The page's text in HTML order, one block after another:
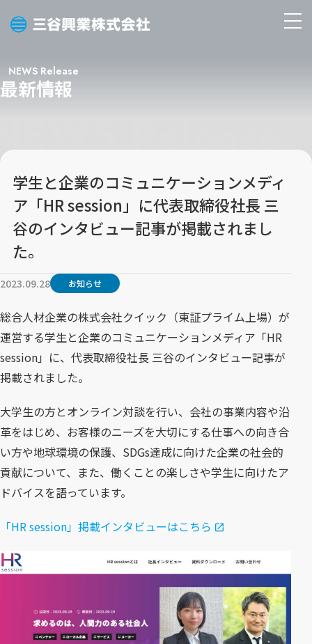
メ
く
NEWS Release
最新情報
学生と企業のコミュニケーションメディ
ア「HR session」に代表取締役社長 三
谷のインタビュー記事が掲載されまし
た。
2023.09.28 お知らせ
総合人材企業の株式会社クイック（東証プライム上場）が
運営する学生と企業のコミュニケーションメディア「HR
session」に、代表取締役社長 三谷のインタビュー記事が
掲載されました。
大学生の方とオンライン対談を行い、会社の事業内容や沿
革をはじめ、お客様のニーズを大切にする仕事への向き合
い方や地球環境の保護、SDGs達成に向けた企業の社会的
貢献について、また、働くことの楽しさや学生に向けたア
ドバイスを語っています。
「HR session」掲載インタビューはこちら